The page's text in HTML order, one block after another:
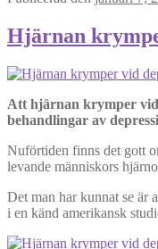
Hjärnan
Att hjärnan krymper vid
behandlingar av
Nuförtiden finns det gott
levande människors
Det man har kunnat se är
i en känd amerikansk